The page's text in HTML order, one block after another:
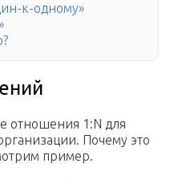
к-одному»
отношения 1:N для
Почему это
пример.